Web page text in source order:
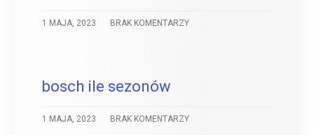
1 MAJA, 2023 BRAK KOMENTARZY
bosch ile sezonów
1 MAJA, 2023 BRAK KOMENTARZY